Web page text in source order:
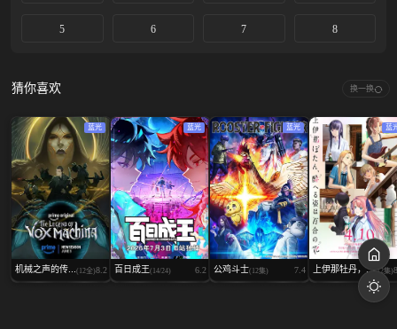
5 6 7 8
猜你喜欢 换一换
蓝光
机械之声的传... (12全)8.2
蓝光
百日成王(14/24) 6.2
蓝光
公鸡斗士(12集) 7.4
蓝
上伊那牡丹，... (12集)